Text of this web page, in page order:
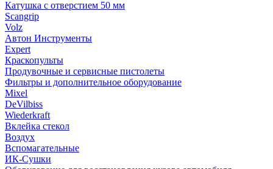
Катушка с отверстием 50 мм
Scangrip
Volz
Автон Инструменты
Expert
Краскопульты
Продувочные и сервисные пистолеты
Фильтры и дополнительное оборудование
Mixel
DeVilbiss
Wiederkraft
Вклейка стекол
Воздух
Вспомагательные
ИК-Сушки